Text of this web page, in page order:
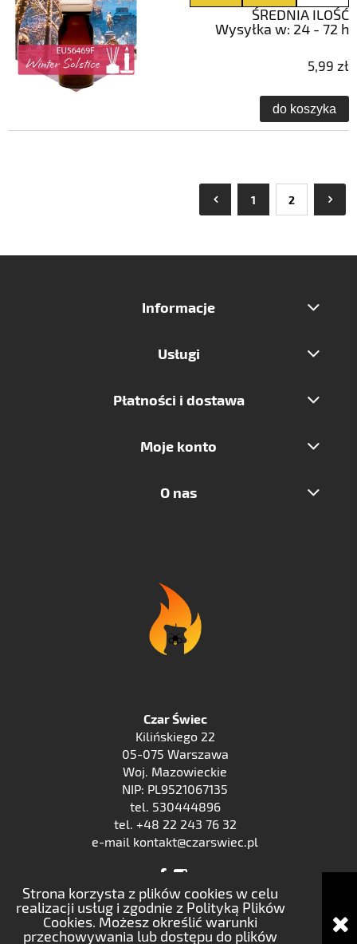
Strona korzysta z plików cookies w celu
realizacji usług i zgodnie z Polityką Plików
Cookies. Możesz określić warunki
przechowywania lub dostępu do plików
ŚREDNIA ILOŚĆ
Wysyłka w: 24 - 72 h
5,99 zł
do koszyka
1 2
Informacje
Usługi
Płatności i dostawa
Moje konto
O nas
Czar Świec
Kilińskiego 22
05-075 Warszawa
Woj. Mazowieckie
NIP: PL9521067135
tel. 530444896
tel. +48 22 243 76 32
e-mail kontakt@czarswiec.pl
pokaż pełną wersję strony